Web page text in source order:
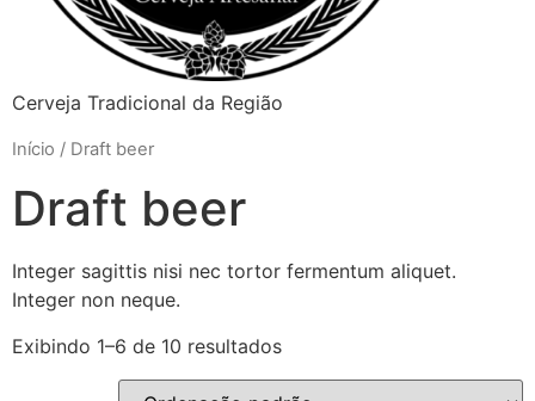
Cerveja Tradicional da Região
Início / Draft beer
Draft beer
Integer sagittis nisi nec tortor fermentum aliquet.
Integer non neque.
Exibindo 1–6 de 10 resultados